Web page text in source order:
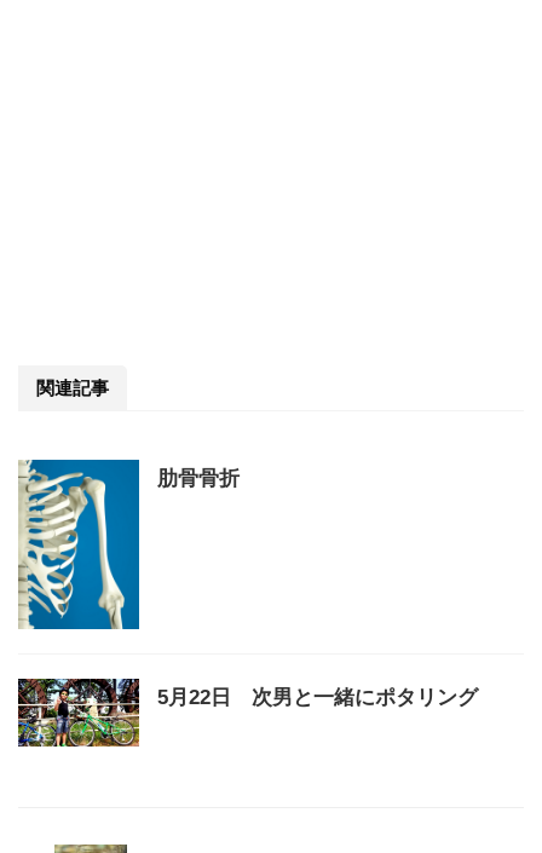
関連記事
肋骨骨折
5月22日 次男と一緒にポタリング